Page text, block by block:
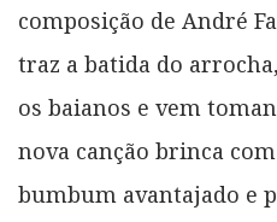
composição de André
traz a batida do
os baianos e vem
nova canção brinca
bumbum avantajado e